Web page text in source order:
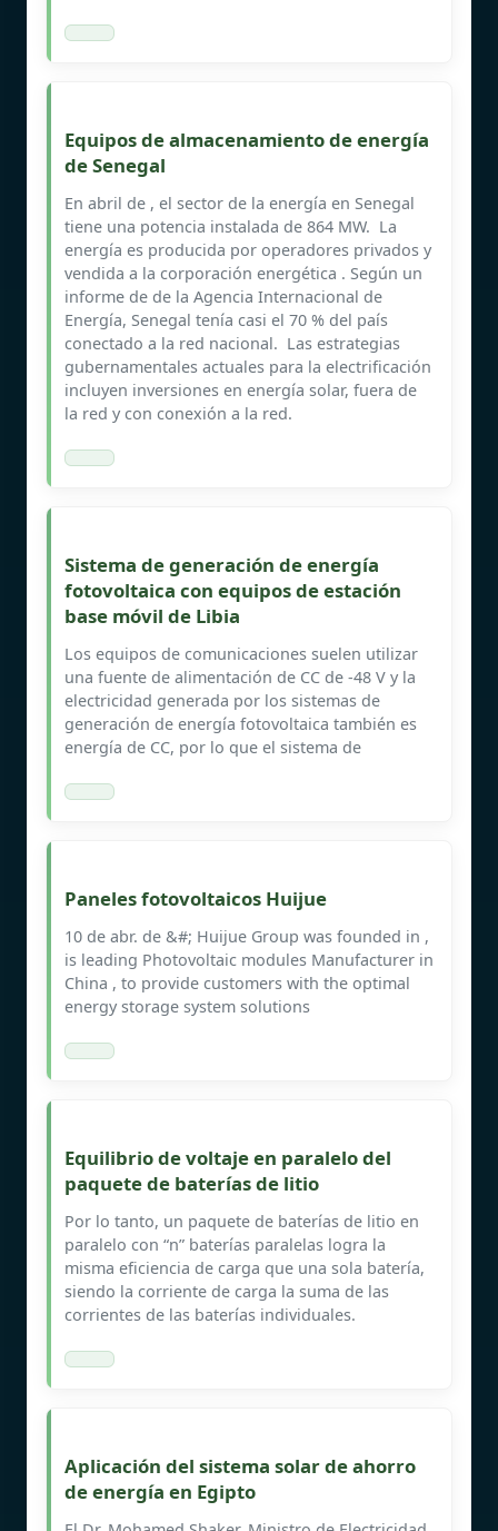
Equipos de almacenamiento de energía
de Senegal
En abril de , el sector de la energía en Senegal
tiene una potencia instalada de 864 MW. ​ La
energía es producida por operadores privados y
vendida a la corporación energética . Según un
informe de de la Agencia Internacional de
Energía, Senegal tenía casi el 70 % del país
conectado a la red nacional. ​ Las estrategias
gubernamentales actuales para la electrificación
incluyen inversiones en energía solar, fuera de
la red y con conexión a la red.
Sistema de generación de energía
fotovoltaica con equipos de estación
base móvil de Libia
Los equipos de comunicaciones suelen utilizar
una fuente de alimentación de CC de -48 V y la
electricidad generada por los sistemas de
generación de energía fotovoltaica también es
energía de CC, por lo que el sistema de
Paneles fotovoltaicos Huijue
10 de abr. de &#; Huijue Group was founded in ,
is leading Photovoltaic modules Manufacturer in
China , to provide customers with the optimal
energy storage system solutions
Equilibrio de voltaje en paralelo del
paquete de baterías de litio
Por lo tanto, un paquete de baterías de litio en
paralelo con “n” baterías paralelas logra la
misma eficiencia de carga que una sola batería,
siendo la corriente de carga la suma de las
corrientes de las baterías individuales.
Aplicación del sistema solar de ahorro
de energía en Egipto